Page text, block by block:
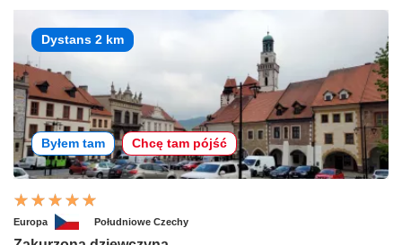
Dystans 2 km
Byłem tam Chcę tam pójść
Europa Południowe Czechy